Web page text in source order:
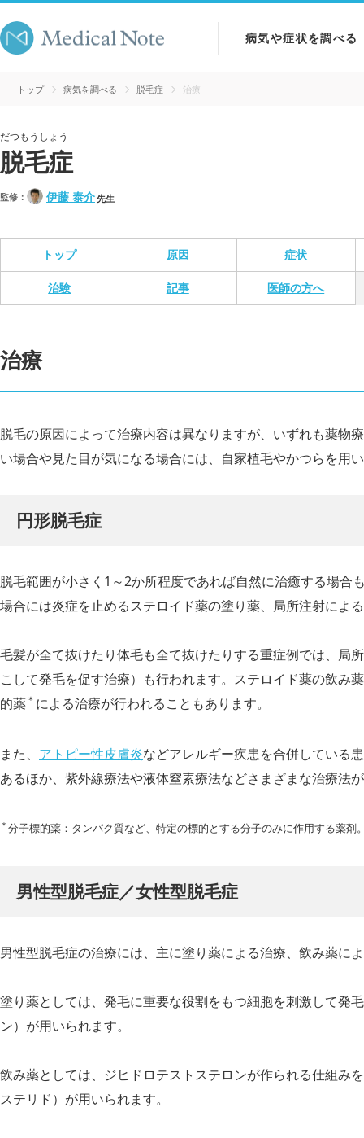
病気や症状を調べる
病気を調べる
トップ 病気を調べる 脱毛症 治療
だつもうしょう
脱毛症
監修： 伊藤 泰介先生
トップ 原因 症状
治験 記事 医師の方へ
治療
脱毛の原因によって治療内容は異なりますが、いずれも薬物
い場合や見た目が気になる場合には、自家植毛やかつらを用
円形脱毛症
脱毛範囲が小さく1～2か所程度であれば自然に治癒する場合
場合には炎症を止めるステロイド薬の塗り薬、局所注射によ
毛髪が全て抜けたり体毛も全て抜けたりする重症例では、局
こして発毛を促す治療）も行われます。ステロイド薬の飲み
的薬＊ による治療が行われることもあります。
また、 アトピー性皮膚炎などアレルギー疾患を合併している
あるほか、紫外線療法や液体窒素療法などさまざまな治療法
＊ 分子標的薬：タンパク質など、特定の標的とする分子のみに作用する薬剤
男性型脱毛症／女性型脱毛症
男性型脱毛症の治療には、主に塗り薬による治療、飲み薬に
塗り薬としては、発毛に重要な役割をもつ細胞を刺激して発
ン）が用いられます。
飲み薬としては、ジヒドロテストステロンが作られる仕組み
ステリド）が用いられます。